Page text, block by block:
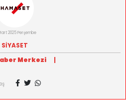
2025 Perşembe
SİYASET
Merkezi |